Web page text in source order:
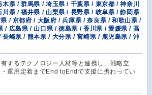
県 / 群馬県 / 埼玉県 / 千葉県 / 東京都 / 神奈川
県 / 福井県 / 山梨県 / 長野県 / 岐阜県 / 静岡県
/ 京都府 / 大阪府 / 兵庫県 / 奈良県 / 和歌山県 /
/ 広島県 / 山口県 / 徳島県 / 香川県 / 愛媛県 / 高
崎県 / 熊本県 / 大分県 / 宮崎県 / 鹿児島県 / 沖
するテクノロジー人材等と連携し、戦略立
運用定着までEnd toEndで支援に携わってい